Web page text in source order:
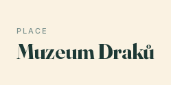
PLACE
Muzeum Draků